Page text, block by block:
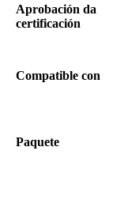
Aprobación da
certificación
Compatible con
Paquete